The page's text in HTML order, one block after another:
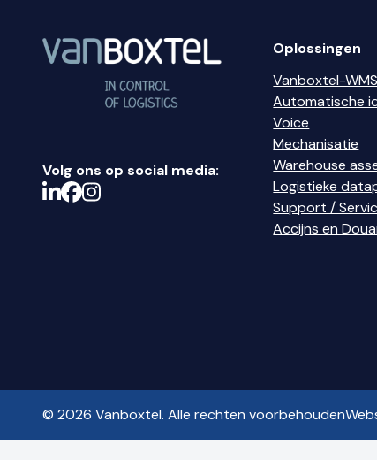
Volg ons op social media:
Oplossingen
Vanboxtel-WMS
Automatische
Voice
Mechanisatie
Warehouse
Logistieke
Support /
Accijns en
© 2026 Vanboxtel. Alle rechten voorbehouden